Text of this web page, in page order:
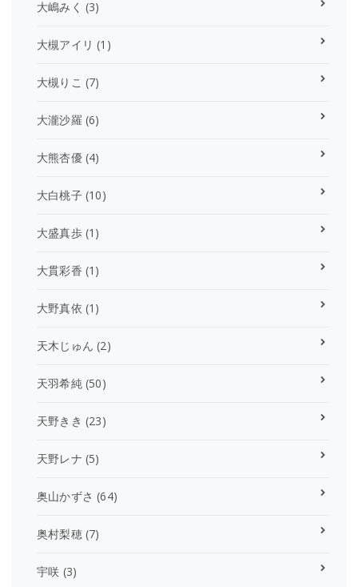
大嶋みく (3)
大槻アイリ (1)
大槻りこ (7)
大瀧沙羅 (6)
大熊杏優(4)
大白桃子(10)
大盛真歩(1)
大貫彩香 (1)
大野真依 (1)
天木じゅん (2)
天羽希純(50)
天野きき (23)
天野レナ (5)
奥山かずさ (64)
奥村梨穂(7)
宇咲 (3)